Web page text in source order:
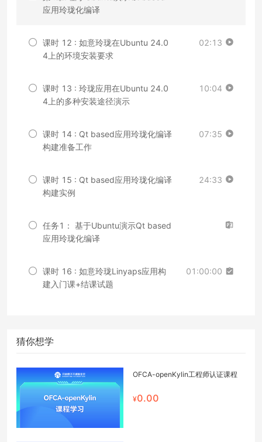
应用玲珑化编译
课时 12 : 如意玲珑在Ubuntu 24.0
4上的环境安装要求
02:13
课时 13 : 玲珑应用在Ubuntu 24.0
4上的多种安装途径演示
10:04
课时 14 : Qt based应用玲珑化编译
构建准备工作
07:35
课时 15 : Qt based应用玲珑化编译
构建实例
24:33
任务1： 基于Ubuntu演示Qt based
应用玲珑化编译
课时 16 : 如意玲珑Linyaps应用构
建入门课+结课试题
01:00:00
猜你想学
OFCA-openKylin工程师认证课程
0.00